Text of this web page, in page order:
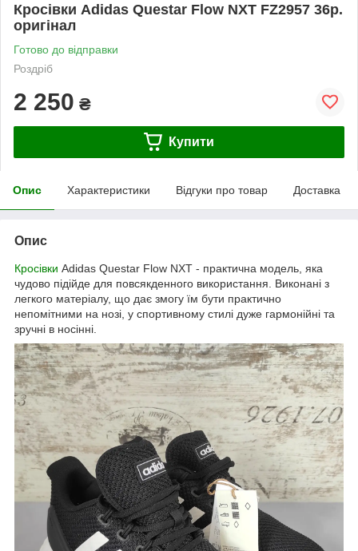
Кросівки Adidas Questar Flow NXT FZ2957 36р.
оригінал
Готово до відправки
Роздріб
2 250 ₴
Купити
Опис Характеристики Відгуки про товар Доставка
Опис
Кросівки Adidas Questar Flow NXT - практична модель, яка
чудово підійде для повсякденного використання. Виконані з
легкого матеріалу, що дає змогу їм бути практично
непомітними на нозі, у спортивному стилі дуже гармонійні та
зручні в носінні.